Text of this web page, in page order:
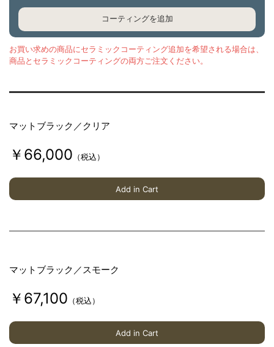
し
て
ま
。
イ
ザ
ー
板
を
叩
き
出
コーティングを追加
お買い求めの商品にセラミックコーティング追加を希望される場合は、
商品とセラミックコーティングの両方ご注文ください。
マットブラック／クリア
￥66,000 （税込）
Add in Cart
マットブラック／スモーク
￥67,100 （税込）
Add in Cart